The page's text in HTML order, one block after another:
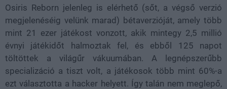
Osiris Reborn jelenleg is elérhető (sőt, a végső verzió
megjelenéséig velünk marad) bétaverzióját, amely több
mint 21 ezer játékost vonzott, akik mintegy 2,5 millió
évnyi játékidőt halmoztak fel, és ebből 125 napot
töltöttek a világűr vákuumában. A legnépszerűbb
specializáció a tiszt volt, a játékosok több mint 60%-a
ezt választotta a hacker helyett. Így talán nem meglepő,